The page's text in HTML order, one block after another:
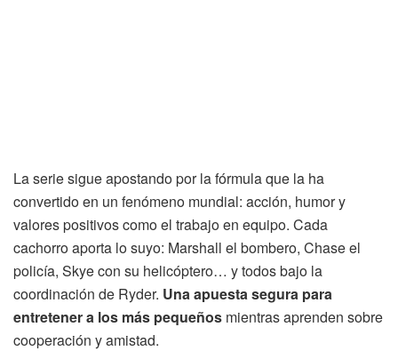
La serie sigue apostando por la fórmula que la ha
convertido en un fenómeno mundial: acción, humor y
valores positivos como el trabajo en equipo. Cada
cachorro aporta lo suyo: Marshall el bombero, Chase el
policía, Skye con su helicóptero… y todos bajo la
coordinación de Ryder. Una apuesta segura para
entretener a los más pequeños mientras aprenden sobre
cooperación y amistad.